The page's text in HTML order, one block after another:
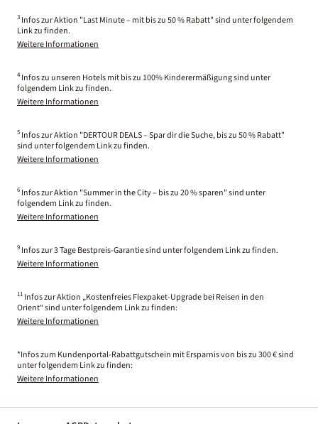
3 Infos zur Aktion "Last Minute – mit bis zu 50 % Rabatt" sind unter folgendem
Link zu finden.
Weitere Informationen
4 Infos zu unseren Hotels mit bis zu 100% Kinderermäßigung sind unter
folgendem Link zu finden.
Weitere Informationen
5 Infos zur Aktion "DERTOUR DEALS – Spar dir die Suche, bis zu 50 % Rabatt"
sind unter folgendem Link zu finden.
Weitere Informationen
6 Infos zur Aktion "Summer in the City – bis zu 20 % sparen" sind unter
folgendem Link zu finden.
Weitere Informationen
9 Infos zur 3 Tage Bestpreis-Garantie sind unter folgendem Link zu finden.
Weitere Informationen
11 Infos zur Aktion „Kostenfreies Flexpaket-Upgrade bei Reisen in den
Orient“ sind unter folgendem Link zu finden:
Weitere Informationen
*Infos zum Kundenportal-Rabattgutschein mit Ersparnis von bis zu 300 € sind
unter folgendem Link zu finden:
Weitere Informationen